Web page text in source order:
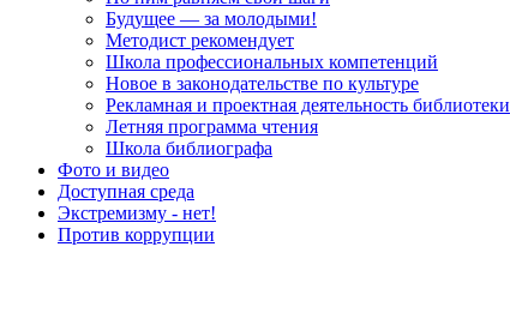
Будущее — за молодыми!
Методист рекомендует
Школа профессиональных компетенций
Новое в законодательстве по культуре
Рекламная и проектная деятельность библиотеки
Летняя программа чтения
Школа библиографа
Фото и видео
Доступная среда
Экстремизму - нет!
Против коррупции